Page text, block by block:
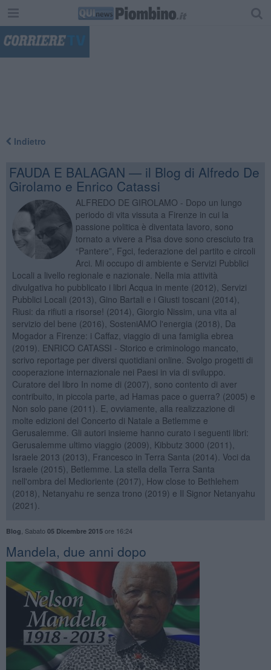
Indietro
FAUDA E BALAGAN — il Blog di Alfredo De
Girolamo e Enrico Catassi
ALFREDO DE GIROLAMO - Dopo un lungo
periodo di vita vissuta a Firenze in cui la
passione politica è diventata lavoro, sono
tornato a vivere a Pisa dove sono cresciuto tra
“Pantere”, Fgci, federazione del partito e circoli
Arci. Mi occupo di ambiente e Servizi Pubblici
Locali a livello regionale e nazionale. Nella mia attività
divulgativa ho pubblicato i libri Acqua in mente (2012), Servizi
Pubblici Locali (2013), Gino Bartali e i Giusti toscani (2014),
Riusi: da rifiuti a risorse! (2014), Giorgio Nissim, una vita al
servizio del bene (2016), SosteniAMO l'energia (2018), Da
Mogador a Firenze: i Caffaz, viaggio di una famiglia ebrea
(2019). ENRICO CATASSI - Storico e criminologo mancato,
scrivo reportage per diversi quotidiani online. Svolgo progetti di
cooperazione internazionale nei Paesi in via di sviluppo.
Curatore del libro In nome di (2007), sono contento di aver
contribuito, in piccola parte, ad Hamas pace o guerra? (2005) e
Non solo pane (2011). E, ovviamente, alla realizzazione di
molte edizioni del Concerto di Natale a Betlemme e
Gerusalemme. Gli autori insieme hanno curato i seguenti libri:
Gerusalemme ultimo viaggio (2009), Kibbutz 3000 (2011),
Israele 2013 (2013), Francesco in Terra Santa (2014). Voci da
Israele (2015), Betlemme. La stella della Terra Santa
nell'ombra del Medioriente (2017), How close to Bethlehem
(2018), Netanyahu re senza trono (2019) e Il Signor Netanyahu
(2021).
Blog Sabato 05 Dicembre 2015ore 16:24
Mandela, due anni dopo